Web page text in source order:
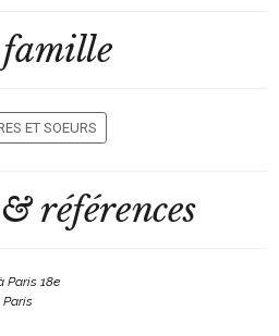
famille
ET SOEURS
références
Paris 18e